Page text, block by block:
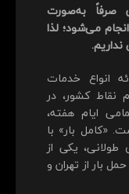
صرفاً به‌صورت
می‌شود؛ لذا
انواع خدمات
نقاط کشور، در
ایام هفته،
«کامل بار» با
یکی از
بار از تهران و